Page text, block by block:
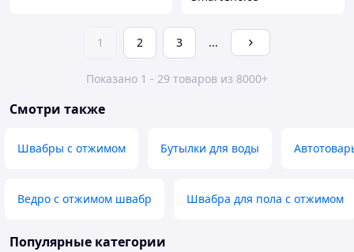
1 2 3 ...
Показано 1 - 29 товаров из 8000+
Смотри также
Швабры с отжимом Бутылки для воды
Ведро с отжимом швабр Швабра для пола с отжимом
Популярные категории